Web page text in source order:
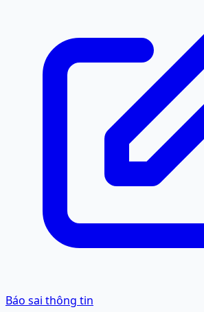
Báo sai thông tin